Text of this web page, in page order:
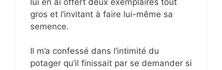
gros et l’invitant à faire lui-même sa
semence.
Il m’a confessé dans l’intimité du
potager qu’il finissait par se demander si